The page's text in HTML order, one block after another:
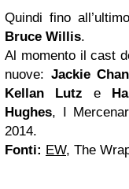
Quindi fino
Bruce Willis.
Al momento il cast
nuove: Jackie
Kellan Lutz
e
Hughes, I
2014.
Fonti: EW, The